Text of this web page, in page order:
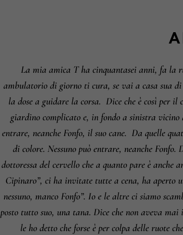
La mia amica T ha cinquantasei anni, fa la
ambulatorio di giorno ti cura, se vai a casa sua
la dose a guidare la corsa. Dice che è così per il
giardino complicato e, in fondo a sinistra vicino
entrare, neanche Fonfo, il suo cane. Da quelle
di colore. Nessuno può entrare, neanche
dottoressa del cervello che a quanto pare è anche
Cipinaro”, ci ha invitate tutte a cena, ha aperto
nessuno, manco Fonfo”. Io e le altre ci siamo
posto tutto suo, una tana. Dice che non aveva
le ho detto che forse è per colpa delle ruote